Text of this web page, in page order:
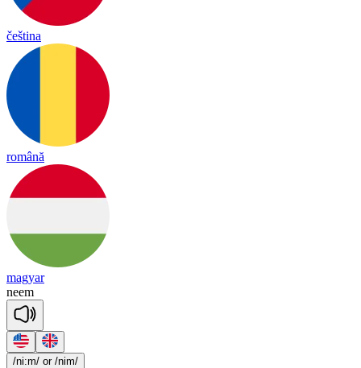
čeština
română
magyar
neem
/ni:m/ or /nim/